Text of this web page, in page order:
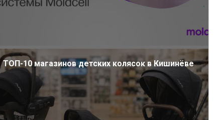
ТОП-10 магазинов детских колясок в Кишинёве